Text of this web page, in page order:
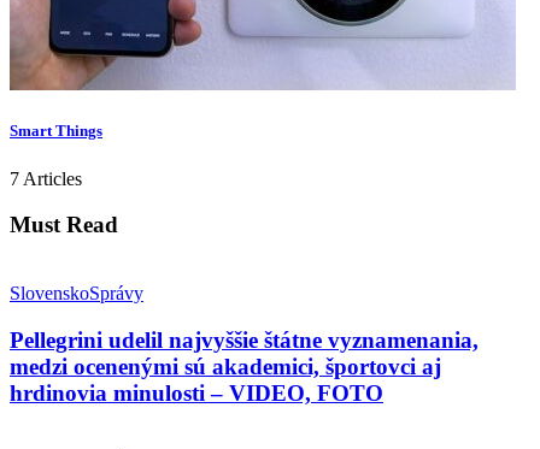
Smart Things
7 Articles
Must Read
SlovenskoSprávy
Pellegrini udelil najvyššie štátne vyznamenania,
medzi ocenenými sú akademici, športovci aj
hrdinovia minulosti – VIDEO, FOTO